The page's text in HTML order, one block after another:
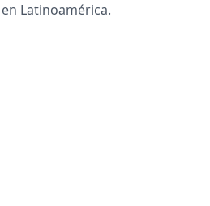
Latinoamérica.